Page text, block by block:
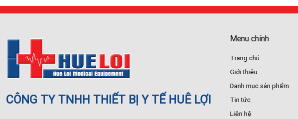
CÔNG TY TNHH THIẾT BỊ Y TẾ HUÊ LỢI
Menu chính
Trang chủ
Giới thiệu
Danh mục sản phẩm
Tin tức
Liên hệ